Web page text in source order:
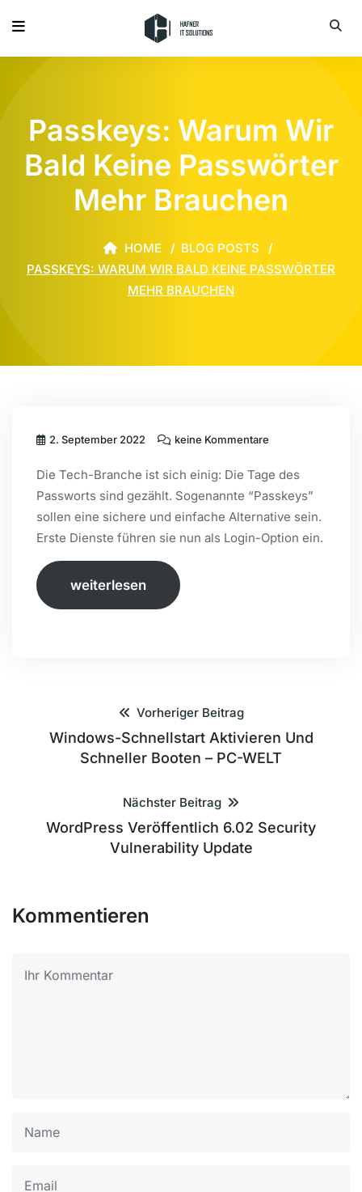
Passkeys: Warum Wir
Bald Keine Passwörter
Mehr Brauchen
HOME
BLOG POSTS
PASSKEYS: WARUM WIR BALD KEINE PASSWÖRTER
MEHR BRAUCHEN
2. September 2022 keine Kommentare
Die Tech-Branche ist sich einig: Die Tage des
Passworts sind gezählt. Sogenannte “Passkeys”
sollen eine sichere und einfache Alternative sein.
Erste Dienste führen sie nun als Login-Option ein.
weiterlesen
Vorheriger Beitrag
Windows-Schnellstart Aktivieren Und
Schneller Booten – PC-WELT
Nächster Beitrag
WordPress Veröffentlich 6.02 Security
Vulnerability Update
Kommentieren